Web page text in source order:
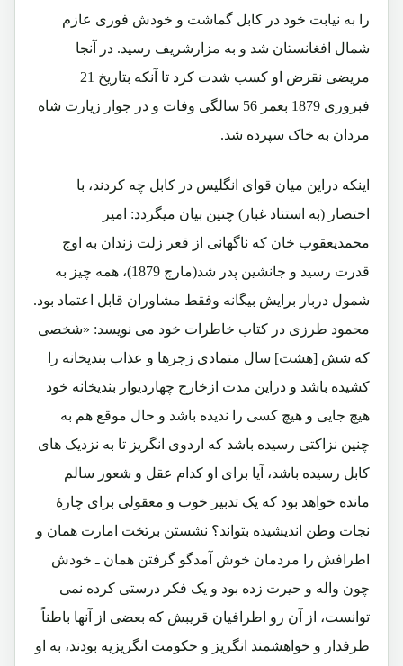
را به نیابت خود در کابل گماشت و خودش فوری عازم
شمال افغانستان شد و به مزارشریف رسید. در آنجا
مریضی نقرض او کسب شدت کرد تا آنکه بتاریخ 21
فبروری 1879 بعمر 56 سالگی وفات و در جوار زیارت شاه
مردان به خاک سپرده شد.
اینکه دراین میان قوای انگلیس در کابل چه کردند، با
اختصار (به استناد غبار) چنین بیان میگردد: امیر
محمدیعقوب خان که ناگهانی از قعر زلت زندان به اوج
قدرت رسید و جانشین پدر شد(مارچ 1879)، همه چیز به
شمول دربار برایش بیگانه وفقط مشاوران قابل اعتماد بود.
محمود طرزی در کتاب خاطرات خود می نویسد: «شخصی
که شش [هشت] سال متمادی زجرها و عذاب بندیخانه را
کشیده باشد و دراین مدت ازخارج چهاردیوار بندیخانه خود
هیچ جایی و هیچ کسی را ندیده باشد و حال موقع هم به
چنین نزاکتی رسیده باشد که اردوی انگریز تا به نزدیک های
کابل رسیده باشد، آیا برای او کدام عقل و شعور سالم
مانده خواهد بود که یک تدبیر خوب و معقولی برای چارۀ
نجات وطن اندیشیده بتواند؟ نشستن برتخت امارت همان و
اطرافش را مردمان خوش آمدگو گرفتن همان ـ خودش
چون واله و حیرت زده بود و یک فکر درستی کرده نمی
توانست، از آن رو اطرافیان قریبش که بعضی از آنها باطناً
طرفدار و خواهشمند انگریز و حکومت انگریزیه بودند، به او